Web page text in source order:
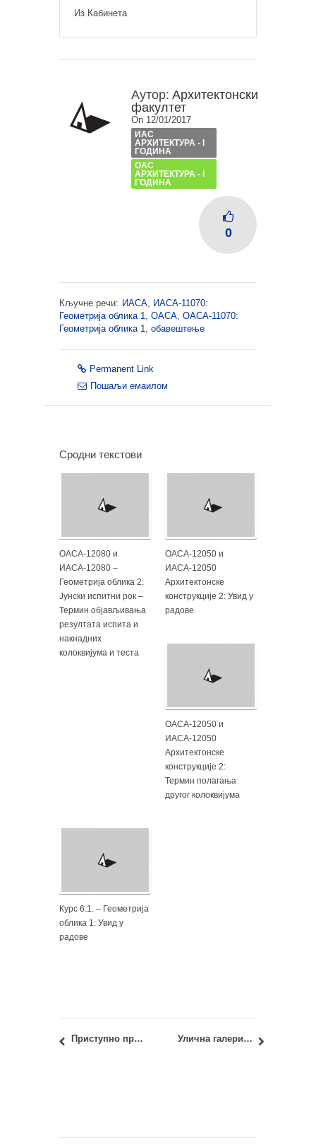
Из Кабинета
Аутор: Архитектонски
факултет
On 12/01/2017
ИАС
АРХИТЕКТУРА - I
ГОДИНА
ОАС
АРХИТЕКТУРА - I
ГОДИНА
0
Кључне речи: ИАСА, ИАСА-11070:
Геометрија облика 1, ОАСА, ОАСА-11070:
Геометрија облика 1, обавештење
Permanent Link
Пошаљи емаилом
Сродни текстови
ОАСА-12080 и
ИАСА-12080 –
Геометрија облика 2:
Јунски испитни рок –
Термин објављивања
резултата испита и
накнадних
колоквијума и теста
ОАСА-12050 и
ИАСА-12050
Архитектонске
конструкције 2: Увид у
радове
ОАСА-12050 и
ИАСА-12050
Архитектонске
конструкције 2:
Термин полагања
другог колоквијума
Курс 6.1. – Геометрија
облика 1: Увид у
радове
Приступно предавање 24.01.2017: Критички осврт на савремену архитектуру у Србији последње декаде (од 2005 године) Улична галерија у Београду: Конкурс за излагачку сезону 2017.